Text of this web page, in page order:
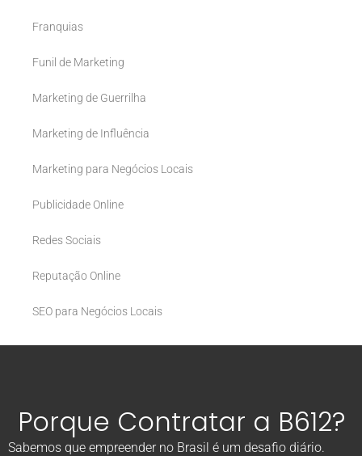
Franquias
Funil de Marketing
Marketing de Guerrilha
Marketing de Influência
Marketing para Negócios Locais
Publicidade Online
Redes Sociais
Reputação Online
SEO para Negócios Locais
Porque Contratar a B612?
Sabemos que empreender no Brasil é um desafio diário.